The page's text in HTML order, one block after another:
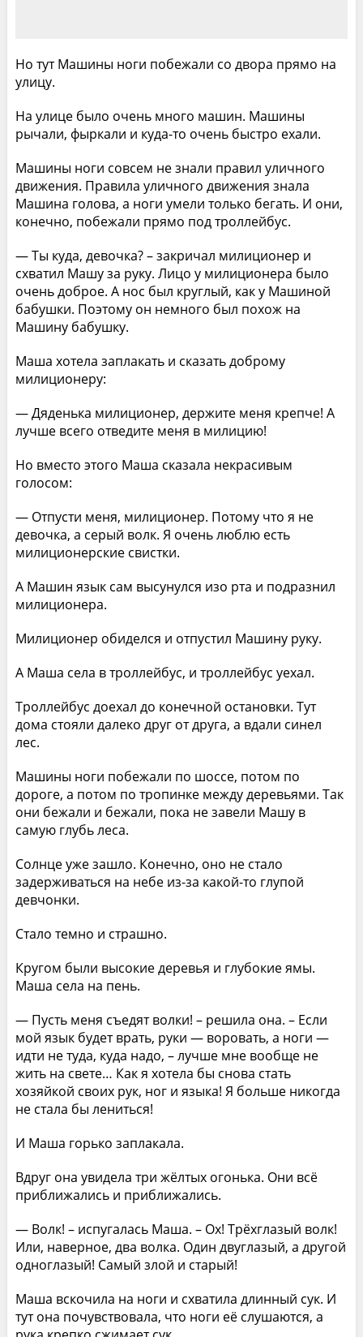
Но тут Машины ноги побежали со двора прямо на
улицу.
На улице было очень много машин. Машины
рычали, фыркали и куда-то очень быстро ехали.
Машины ноги совсем не знали правил уличного
движения. Правила уличного движения знала
Машина голова, а ноги умели только бегать. И они,
конечно, побежали прямо под троллейбус.
— Ты куда, девочка? – закричал милиционер и
схватил Машу за руку. Лицо у милиционера было
очень доброе. А нос был круглый, как у Машиной
бабушки. Поэтому он немного был похож на
Машину бабушку.
Маша хотела заплакать и сказать доброму
милиционеру:
— Дяденька милиционер, держите меня крепче! А
лучше всего отведите меня в милицию!
Но вместо этого Маша сказала некрасивым
голосом:
— Отпусти меня, милиционер. Потому что я не
девочка, а серый волк. Я очень люблю есть
милиционерские свистки.
А Машин язык сам высунулся изо рта и подразнил
милиционера.
Милиционер обиделся и отпустил Машину руку.
А Маша села в троллейбус, и троллейбус уехал.
Троллейбус доехал до конечной остановки. Тут
дома стояли далеко друг от друга, а вдали синел
лес.
Машины ноги побежали по шоссе, потом по
дороге, а потом по тропинке между деревьями. Так
они бежали и бежали, пока не завели Машу в
самую глубь леса.
Солнце уже зашло. Конечно, оно не стало
задерживаться на небе из-за какой-то глупой
девчонки.
Стало темно и страшно.
Кругом были высокие деревья и глубокие ямы.
Маша села на пень.
— Пусть меня съедят волки! – решила она. – Если
мой язык будет врать, руки — воровать, а ноги —
идти не туда, куда надо, – лучше мне вообще не
жить на свете… Как я хотела бы снова стать
хозяйкой своих рук, ног и языка! Я больше никогда
не стала бы лениться!
И Маша горько заплакала.
Вдруг она увидела три жёлтых огонька. Они всё
приближались и приближались.
— Волк! – испугалась Маша. – Ох! Трёхглазый волк!
Или, наверное, два волка. Один двуглазый, а другой
одноглазый! Самый злой и старый!
Маша вскочила на ноги и схватила длинный сук. И
тут она почувствовала, что ноги её слушаются, а